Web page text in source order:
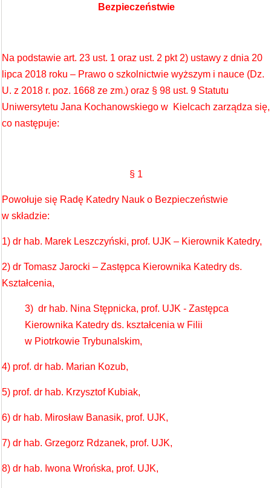
Bezpieczeństwie
Na podstawie art. 23 ust. 1 oraz ust. 2 pkt 2) ustawy z dnia 20
lipca 2018 roku – Prawo o szkolnictwie wyższym i nauce (Dz.
U. z 2018 r. poz. 1668 ze zm.) oraz § 98 ust. 9 Statutu
Uniwersytetu Jana Kochanowskiego w Kielcach zarządza się,
co następuje:
§ 1
Powołuje się Radę Katedry Nauk o Bezpieczeństwie
w składzie:
1) dr hab. Marek Leszczyński, prof. UJK – Kierownik Katedry,
2) dr Tomasz Jarocki – Zastępca Kierownika Katedry ds.
Kształcenia,
3) dr hab. Nina Stępnicka, prof. UJK - Zastępca
Kierownika Katedry ds. kształcenia w Filii
w Piotrkowie Trybunalskim,
4) prof. dr hab. Marian Kozub,
5) prof. dr hab. Krzysztof Kubiak,
6) dr hab. Mirosław Banasik, prof. UJK,
7) dr hab. Grzegorz Rdzanek, prof. UJK,
8) dr hab. Iwona Wrońska, prof. UJK,